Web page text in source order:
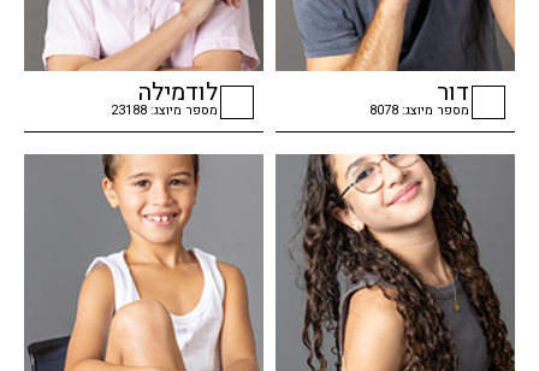
checkbox
דור
מספר מיוצג: 8078
checkbox
לודמילה
מספר מיוצג: 23188